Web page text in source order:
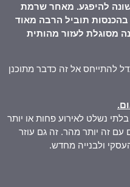
להיפגע. מאחר שרמת
תוביל הרבה מאוד
מסוגלת לעזור מהותית
להתייחס אל זה כדבר מתוכנן
.
נשלט לאירוע פחות או יותר
עם זה יותר מהר. זה גם עוזר
ולבנייה מחדש.